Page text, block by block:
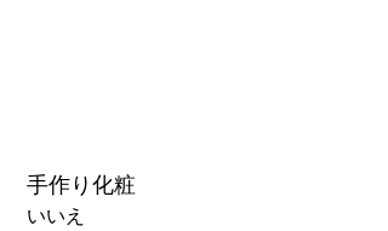
手作り化粧
いいえ